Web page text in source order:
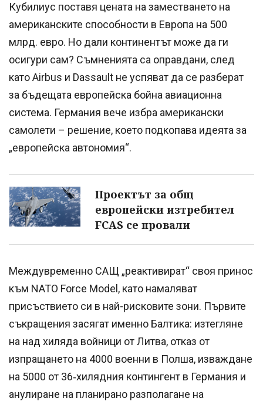
Кубилиус поставя цената на заместването на
американските способности в Европа на 500
млрд. евро. Но дали континентът може да ги
осигури сам? Съмненията са оправдани, след
като Airbus и Dassault не успяват да се разберат
за бъдещата европейска бойна авиационна
система. Германия вече избра американски
самолети – решение, което подкопава идеята за
„европейска автономия“.
Проектът за общ
европейски изтребител
FCAS се провали
Междувременно САЩ „реактивират“ своя принос
към NATO Force Model, като намаляват
присъствието си в най-рисковите зони. Първите
съкращения засягат именно Балтика: изтегляне
на над хиляда войници от Литва, отказ от
изпращането на 4000 военни в Полша, изваждане
на 5000 от 36‑хилядния контингент в Германия и
анулиране на планирано разполагане на